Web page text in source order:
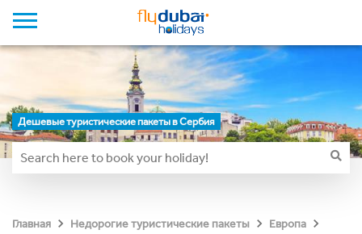
Дешевые туристические пакеты в Сербия
Главная Недорогие туристические пакеты
Европа